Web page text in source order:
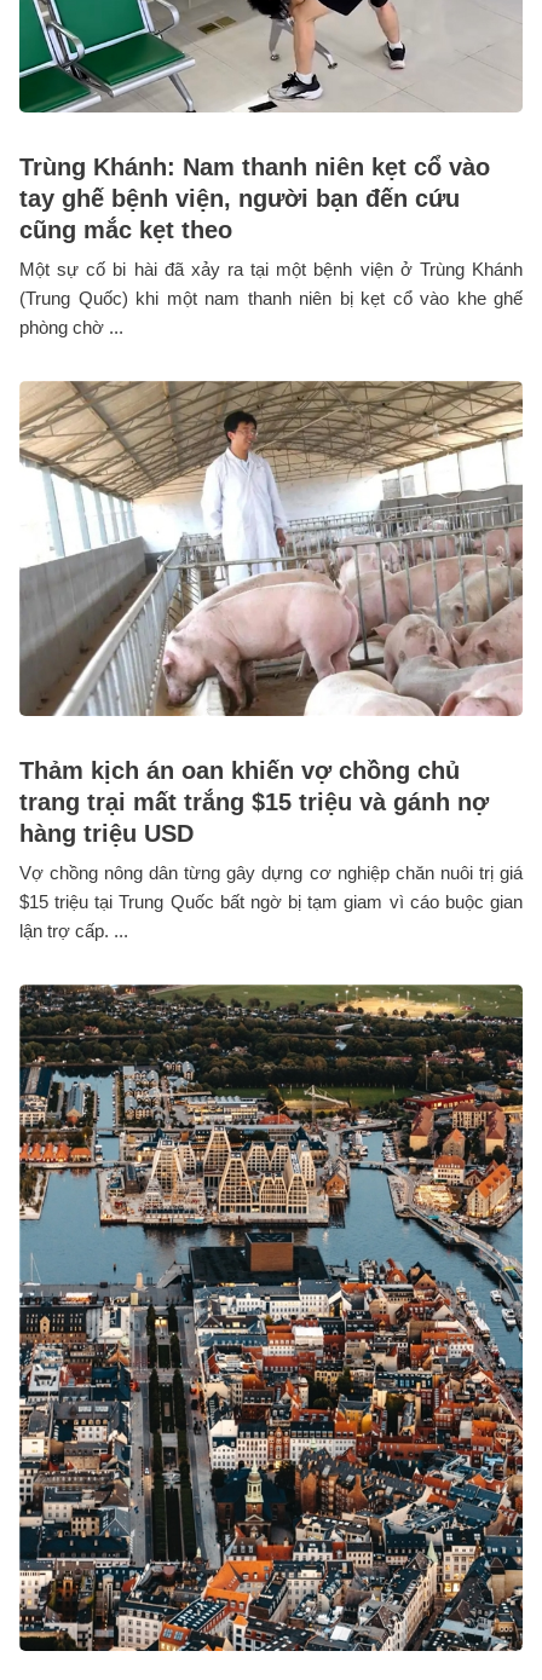
Trùng Khánh: Nam thanh niên kẹt cổ vào
tay ghế bệnh viện, người bạn đến cứu
cũng mắc kẹt theo
Một sự cố bi hài đã xảy ra tại một bệnh viện ở Trùng Khánh
(Trung Quốc) khi một nam thanh niên bị kẹt cổ vào khe ghế
phòng chờ ...
Thảm kịch án oan khiến vợ chồng chủ
trang trại mất trắng $15 triệu và gánh nợ
hàng triệu USD
Vợ chồng nông dân từng gây dựng cơ nghiệp chăn nuôi trị giá
$15 triệu tại Trung Quốc bất ngờ bị tạm giam vì cáo buộc gian
lận trợ cấp. ...